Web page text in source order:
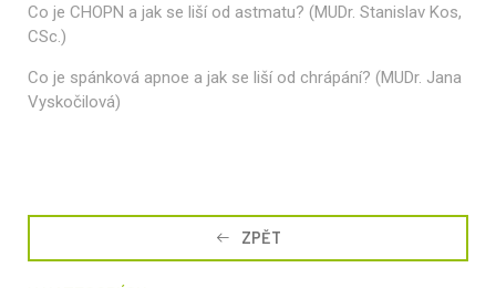
Co je CHOPN a jak se liší od astmatu? (MUDr. Stanislav Kos,
CSc.)
Co je spánková apnoe a jak se liší od chrápání? (MUDr. Jana
Vyskočilová)
ZPĚT